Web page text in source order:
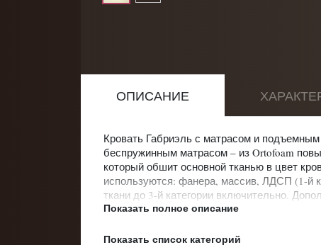
ОПИСАНИЕ
Кровать Габриэль с матрасом и
беспружинным матрасом – из Ortofoam
который обшит основной тканью в цвет
используются: фанера, массив, ЛДСП (1-й
ткани до 3-й категории включительно.
декоративные подушки и валики, а также
Показать полное описание
Категории:Диван-кроватиДиван-кровати
Показать список категорий